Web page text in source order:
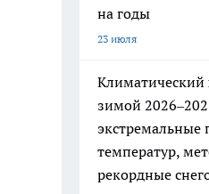
на годы
23 июля
Климатический
зимой
экстремальные
температур,
рекордные